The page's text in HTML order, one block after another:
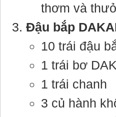
thơm và
Đậu bắp
10 trái đậu
1 trái bơ
1 trái chanh
3 củ hành